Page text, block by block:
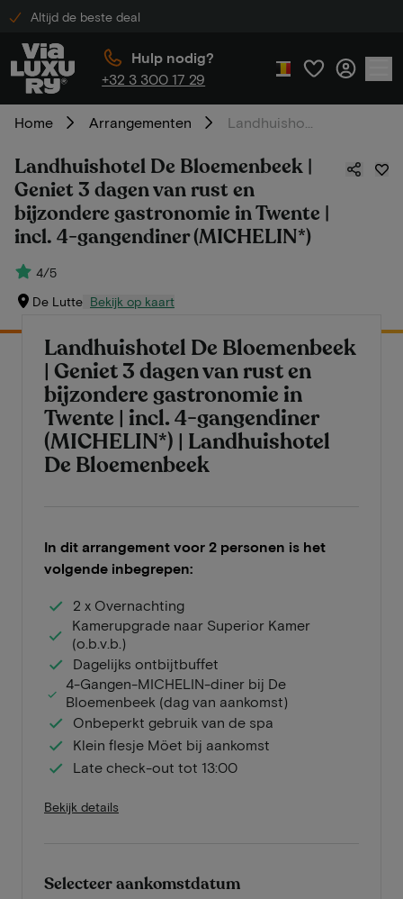
Altijd de beste deal
Hulp nodig?
+32 3 300 17 29
Home Arrangementen
Landhuishotel De Bloemenbeek |
Geniet 3 dagen van rust en
bijzondere gastronomie in Twente |
incl. 4-gangendiner (MICHELIN*)
4/5
De Lutte Bekijk op kaart
Landhuishotel De Bloemenbeek
| Geniet 3 dagen van rust en
bijzondere gastronomie in
Twente | incl. 4-gangendiner
(MICHELIN*) | Landhuishotel
De Bloemenbeek
In dit arrangement voor 2 personen is het
volgende inbegrepen:
2 x Overnachting
Kamerupgrade naar Superior Kamer
(o.b.v.b.)
Dagelijks ontbijtbuffet
4-Gangen-MICHELIN-diner bij De
Bloemenbeek (dag van aankomst)
Onbeperkt gebruik van de spa
Klein flesje Möet bij aankomst
Late check-out tot 13:00
Bekijk details
Selecteer aankomstdatum